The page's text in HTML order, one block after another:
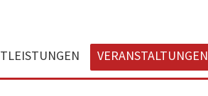
VERANSTALTUNGEN